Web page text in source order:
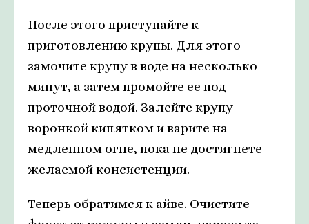
После этого приступайте к
приготовлению крупы. Для этого
замочите крупу в воде на несколько
минут, а затем промойте ее под
проточной водой. Залейте крупу
воронкой кипятком и варите на
медленном огне, пока не достигнете
желаемой консистенции.
Теперь обратимся к айве. Очистите